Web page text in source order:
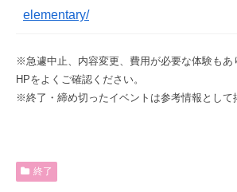
elementary/
※急遽中止、内容変更、費用が必要な体験もあ
HPをよくご確認ください。
※終了・締め切ったイベントは参考情報として
終了